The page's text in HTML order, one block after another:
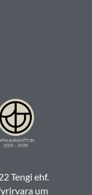
Tengi ehf.
um